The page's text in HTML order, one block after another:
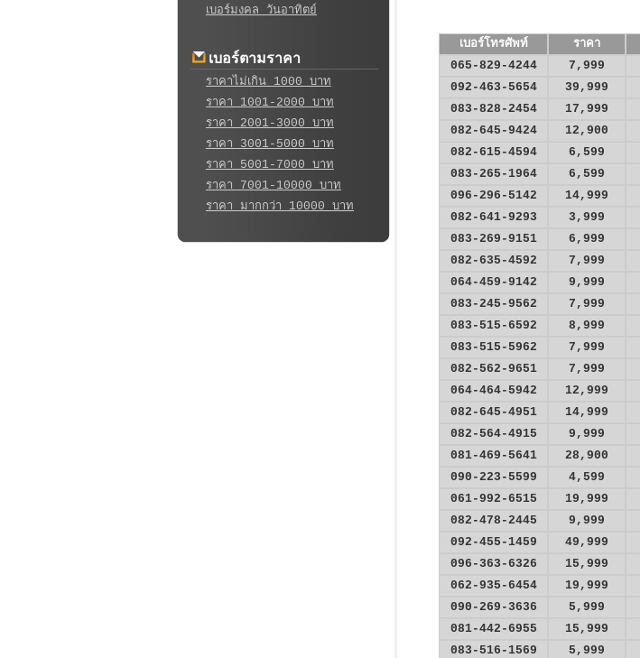
เบอร์มงคล วันอาทิตย์
เบอร์ตามราคา
ราคาไม่เกิน 1000 บาท
ราคา 1001-2000 บาท
ราคา 2001-3000 บาท
ราคา 3001-5000 บาท
ราคา 5001-7000 บาท
ราคา 7001-10000 บาท
ราคา มากกว่า 10000 บาท
เบอร์โทรศัพท์ ราคา
065-829-4244
7,999
092-463-5654
39,999
083-828-2454
17,999
082-645-9424
12,900
082-615-4594
6,599
083-265-1964
6,599
096-296-5142
14,999
082-641-9293
3,999
083-269-9151
6,999
082-635-4592
7,999
064-459-9142
9,999
083-245-9562
7,999
083-515-6592
8,999
083-515-5962
7,999
082-562-9651
7,999
064-464-5942
12,999
082-645-4951
14,999
082-564-4915
9,999
081-469-5641
28,900
090-223-5599
4,599
061-992-6515
19,999
082-478-2445
9,999
092-455-1459
49,999
096-363-6326
15,999
062-935-6454
19,999
090-269-3636
5,999
081-442-6955
15,999
083-516-1569
5,999